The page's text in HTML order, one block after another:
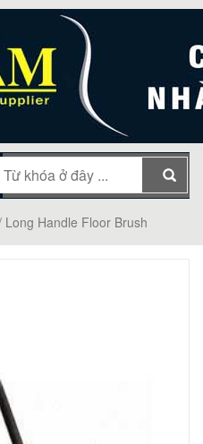
MAIN MENU
Long Handle Floor Brush